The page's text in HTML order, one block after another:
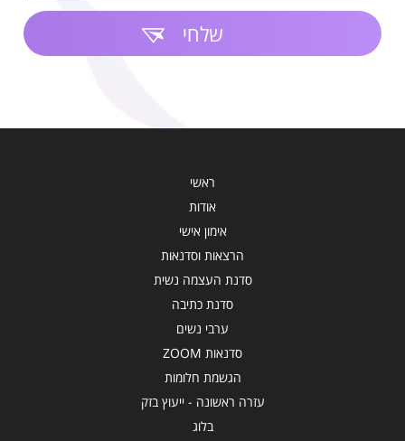
שלחי
ראשי
אודות
אימון אישי
הרצאות וסדנאות
סדנת העצמה נשית
סדנת כתיבה
ערבי נשים
סדנאות ZOOM
הגשמת חלומות
עזרה ראשונה - ייעוץ בזק
בלוג